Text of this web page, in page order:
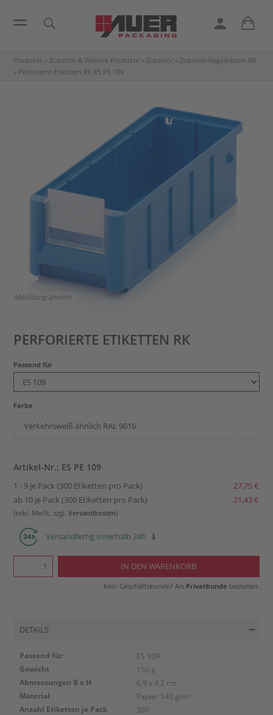
Produkte » Zubehör & Weitere Produkte » Zubehör » Zubehör Regalkästen RK
» Perforierte Etiketten RK ES PE 109
Abbildung ähnlich
PERFORIERTE ETIKETTEN RK
Passend für
Farbe
Verkehrsweiß ähnlich RAL 9016
Artikel-Nr.: ES PE 109
1 - 9 je Pack (300 Etiketten pro Pack)
27,75 €
ab 10 je Pack (300 Etiketten pro Pack)
21,43 €
(exkl. MwSt, zzgl.Versandkosten)
Versandfertig innerhalb 24h
Kein Geschäftskunde? Als Privatkunde bestellen.
DETAILS
Passend für ES 109
Gewicht 150 g
Abmessungen B x H 6,9 x 4,2 cm
Material Papier 140 g/m²
Anzahl Etiketten je Pack 300